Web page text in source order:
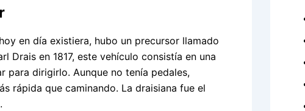
en día existiera, hubo un precursor llamado
Drais en 1817, este vehículo consistía en una
para dirigirlo. Aunque no tenía pedales,
rápida que caminando. La draisiana fue el